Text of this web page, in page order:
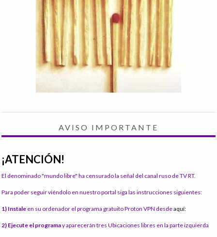
AVISO IMPORTANTE
¡ATENCIÓN!
El denominado "mundo libre" ha censurado la señal del canal ruso de TV RT.
Para poder seguir viéndolo en nuestro portal siga las instrucciones siguientes:
1) Instale en su ordenador el programa gratuito Proton VPN desdeaquí:
2) Ejecute el programay aparecerán tres Ubicaciones libres en la parte izquierda